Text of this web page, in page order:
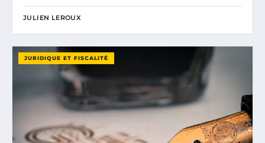
JULIEN LEROUX
JURIDIQUE ET FISCALITÉ